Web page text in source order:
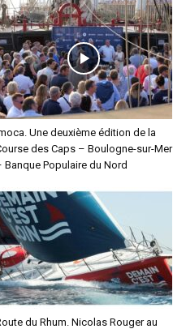
Une deuxième édition de la
des Caps – Boulogne-sur-Mer
Banque Populaire du Nord
du Rhum. Nicolas Rouger au